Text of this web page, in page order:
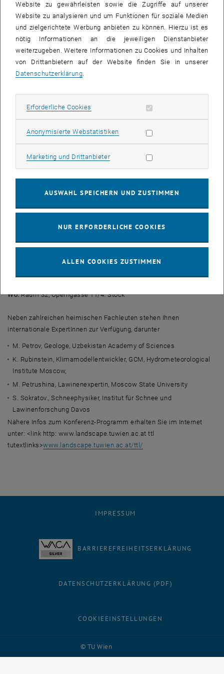
widmet sich dem Winter und vor allem „Schnee“ als technisches
Produkt, wirtschaftliche Grundlage und natürliches Phänomen.
Schneesicherheit, Kunstschneeerzeugung, Schneeanalysen, Schutz
vor Schneelawinen sind nur einige der Themen, die man versucht
mit Technik nutzbringend für den Tourismus zu steuern.
Ursprünglich waren es die klassischen Ingenieurwissenschaften,
weitreichender und tiefgründiger geworden. Technik für den
Tourismus umfasst heute das Spektrum von Ultrastrukturen im
molekularen Bereich bis hin zu Makrostrukturen, die den ganzen
Erdkreis erfassen. Die Landschaft ist die Arena, in der die Vielfalt
aller Prozesse wirksam wird. Die Planung und Steuerung des
Tourismus ist komplizierter geworden und verlangt den Einbezug
von mehr und andersartigem Wissen sowie ein Zusammenwirken
mehrerer Forschungsdisziplinen.
Sie erhalten die Möglichkeit, mehr über die Zukunft und
Lösungsansätze des derzeit noch als Spannungsverhältnis zu
erfahren und mit Vortragenden Ihrer Wahl ein Vertiefungsgespräch
Wo:Raum 32, Operngasse 11/4. Stock
Neben zahlreichen heimischen Fachleuten stehen Ihnen
internationale ExpertInnen zur Verfügung, darunter
M. Petrov, Geologe, Uzbekistan Academy of Sciences
K. Rubinstein, Klimamodellentwickler, GCM, Hydrometeorological
Institute Moscow,
M. Petrushina, Lawinenexpertin, Moscow State University
S. Sokratov., Schneephysiker, Institut für Schnee und
Lawinenforschung Davos
Nähere Infos zum Konferenz-Programm erhalten Sie im Internet
unter: <link http: www.landscape.tuwien.ac.at ttl
tutextlinks>www.landscape.tuwien.ac.at/ttl/
© TU Wien
IMPRESSUM
BARRIEREFREIHEITSERKLÄRUNG
DATENSCHUTZERKLÄRUNG (PDF)
COOKIEEINSTELLUNGEN
Website zu gewährleisten sowie die Zugriffe auf unserer
Website zu analysieren und um Funktionen für soziale Medien
und zielgerichtete Werbung anbieten zu können. Hierzu ist es
nötig Informationen an die jeweiligen Dienstanbieter
weiterzugeben. Weitere Informationen zu Cookies und Inhalten
von Drittanbietern auf der Website finden Sie in unserer
Datenschutzerklärung.
Erforderliche Cookies Erforderliche Cookies zulassen
Anonymisierte WebstatistikenStatistik Cookies zulassen
Marketing und DrittanbieterMarketing Cookies zulassen
AUSWAHL SPEICHERN UND ZUSTIMMEN
NUR ERFORDERLICHE COOKIES
ALLEN COOKIES ZUSTIMMEN